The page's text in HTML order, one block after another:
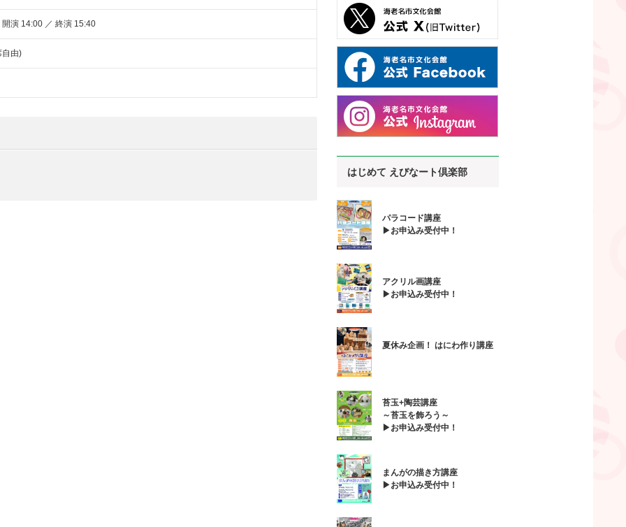
演 14:00 ／ 終演 15:40
自由)
はじめて えびなート倶楽部
パラコード講座
▶お申込み受付中！
アクリル画講座
▶お申込み受付中！
夏休み企画！ はにわ作り講座
苔玉+陶芸講座
～苔玉を飾ろう～
▶お申込み受付中！
まんがの描き方講座
▶お申込み受付中！